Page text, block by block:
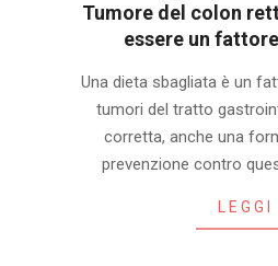
Tumore del colon
essere un
07-Una dieta sbagliata è un
tumori del tratto
corretta, anche una
prevenzione contro
LEGGI